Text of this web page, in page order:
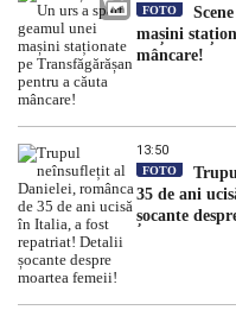
FOTO
mașini
mâncare!
13:50
FOTO
35 de ani
șocante